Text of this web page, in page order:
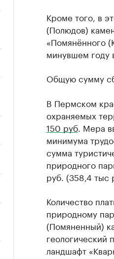
Кроме того, в
(Полюдов)
«Помянённого
минувшем году
Общую сумму
В Пермском
охраняемых
150 руб. Мера
минимума
сумма
природного
руб. (358,4 тыс
Количество
природному
(Помяненный)
ландшафт